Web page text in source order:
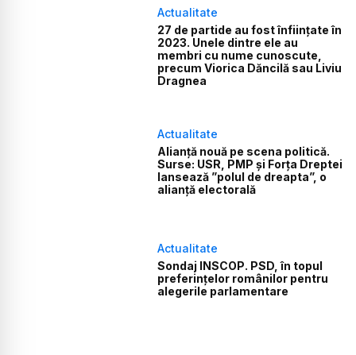
Actualitate
27 de partide au fost înființate în
2023. Unele dintre ele au
membri cu nume cunoscute,
precum Viorica Dăncilă sau Liviu
Dragnea
Actualitate
Alianță nouă pe scena politică.
Surse: USR, PMP și Forța Dreptei
lansează ”polul de dreapta”, o
alianță electorală
Actualitate
Sondaj INSCOP. PSD, în topul
preferințelor românilor pentru
alegerile parlamentare